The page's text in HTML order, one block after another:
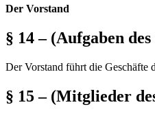
Der Vorstand
§ 14 – (Aufgaben
Der Vorstand führt die Geschäfte
§ 15 – (Mitglieder